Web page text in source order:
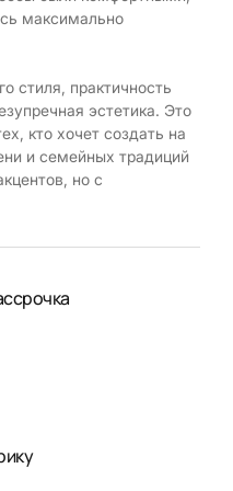
максимально
стиля, практичность
эстетика. Это
кто хочет создать на
и семейных традиций
но с